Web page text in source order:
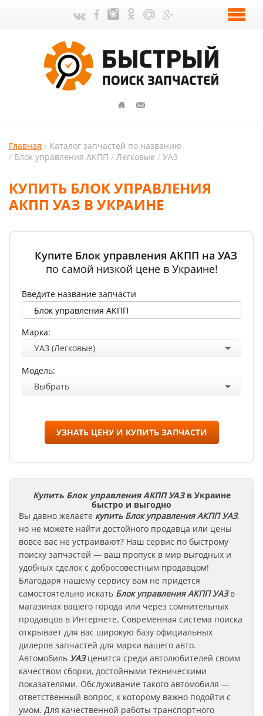
Главная
Каталог запчастей по названию
Блок управления АКПП
Легковые УАЗ
КУПИТЬ БЛОК УПРАВЛЕНИЯ
АКПП УАЗ В УКРАИНЕ
Купите Блок управления АКПП на УАЗ
по самой низкой цене в Украине!
Введите название запчасти
Марка:
УАЗ (Легковые)
Модель:
Выбрать
УЗНАТЬ ЦЕНУ И КУПИТЬ ЗАПЧАСТИ
Купить Блок управления АКПП УАЗв Украине
быстро и выгодно
Вы давно желаете купить Блок управления АКППУАЗ,
но не можете найти достойного продавца или цены
вовсе вас не устраивают? Наш сервис по быстрому
поиску запчастей — ваш пропуск в мир выгодных и
удобных сделок с добросовестным продавцом!
Благодаря нашему сервису вам не придется
самостоятельно искать Блок управления АКППУАЗв
магазинах вашего города или через сомнительных
продавцов в Интернете. Современная система поиска
открывает для вас широкую базу официальных
дилеров запчастей для марки вашего авто.
Автомобиль УАЗ ценится среди автолюбителей своим
качеством сборки, достойными техническими
показателями. Обслуживание такого автомобиля —
ответственный вопрос, к которому важно подойти с
умом. Для качественной работы транспортного